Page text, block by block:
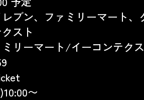
ブン、ファミリーマート、
スト
リーマート /イーコンテク
)10:00〜